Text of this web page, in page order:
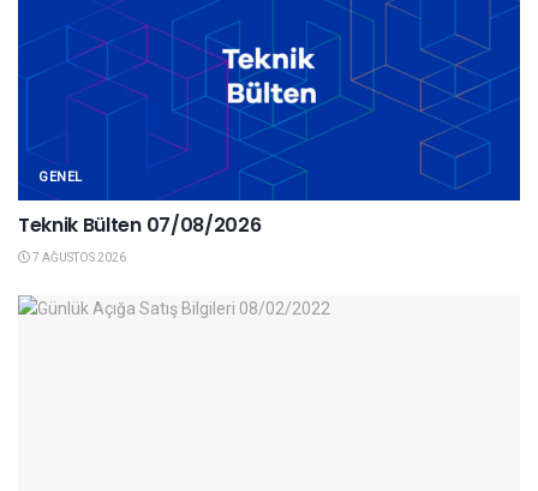
GENEL
Teknik Bülten 07/08/2026
7 AĞUSTOS 2026